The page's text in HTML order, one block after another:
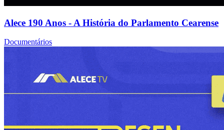
Alece 190 Anos - A História do Parlamento Cearense
Documentários